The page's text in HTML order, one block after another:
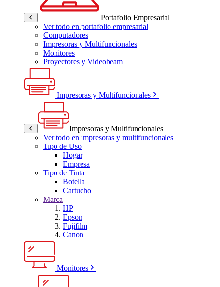
Portafolio Empresarial
Ver todo en portafolio empresarial
Computadores
Impresoras y Multifuncionales
Monitores
Proyectores y Videobeam
Impresoras y Multifuncionales
Impresoras y Multifuncionales
Ver todo en impresoras y multifuncionales
Tipo de Uso
Hogar
Empresa
Tipo de Tinta
Botella
Cartucho
Marca
HP
Epson
Fujifilm
Canon
Monitores